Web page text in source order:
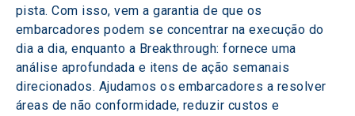
pista. Com isso, vem a garantia de que os
embarcadores podem se concentrar na execução do
dia a dia, enquanto a Breakthrough: fornece uma
análise aprofundada e itens de ação semanais
direcionados. Ajudamos os embarcadores a resolver
áreas de não conformidade, reduzir custos e